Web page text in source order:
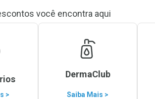
você encontra aqui
>
DermaClub
Saiba Mais >